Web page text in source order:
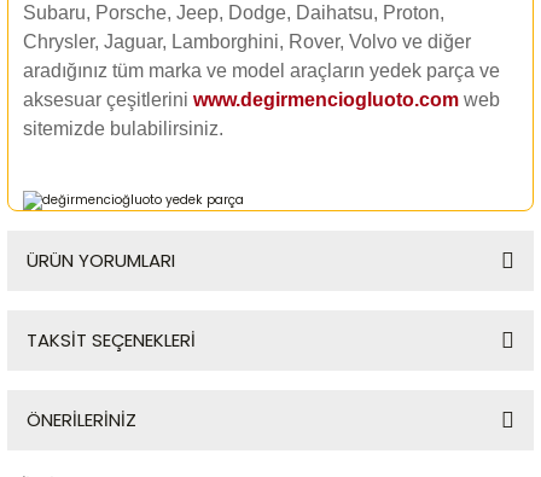
Subaru, Porsche, Jeep, Dodge, Daihatsu, Proton,
Chrysler, Jaguar, Lamborghini, Rover, Volvo ve diğer
aradığınız tüm marka ve model araçların yedek parça ve
aksesuar çeşitlerini www.degirmenciogluoto.com web
sitemizde bulabilirsiniz.
ÜRÜN YORUMLARI
TAKSİT SEÇENEKLERİ
ÖNERİLERİNİZ